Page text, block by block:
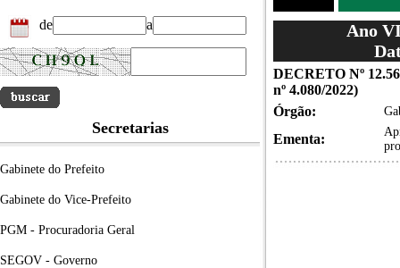
de a
Secretarias
Gabinete do Prefeito
Gabinete do Vice-Prefeito
PGM - Procuradoria Geral
SEGOV - Governo
Ano
DECRETO Nº
nº 4.080/2022)
Órgão:
Ementa: